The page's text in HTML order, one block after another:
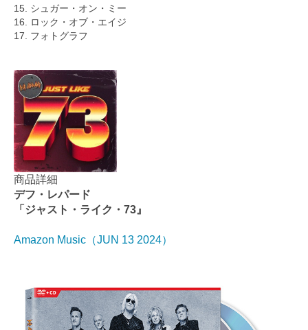
15. シュガー・オン・ミー
16. ロック・オブ・エイジ
17. フォトグラフ
商品詳細
デフ・レパード
「ジャスト・ライク・73』
Amazon Music（JUN 13 2024）